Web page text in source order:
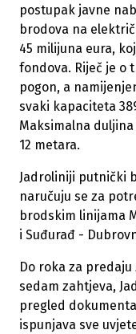
postupak javne
brodova na
45 milijuna eura,
fondova. Riječ je o
pogon, a
svaki kapaciteta
Maksimalna
12 metara.
Jadroliniji putnički
naručuju se za
brodskim linijama
i Suđurađ -
Do roka za
sedam zahtjeva,
pregled
ispunjava sve